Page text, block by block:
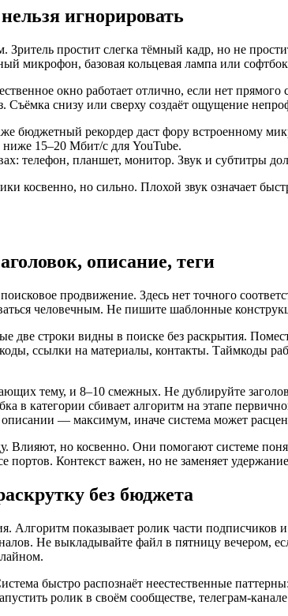
игнорировать
Зритель простит слегка тёмный кадр, но не
микрофон, базовая кольцевая лампа или
окно работает отлично, если нет
Съёмка снизу или сверху создаёт ощущение
бюджетный рекордер даст фору встроенному
15–20 Мбит/с для YouTube.
телефон, планшет, монитор. Звук и субтитры
косвенно, но сильно. Плохой звук означает
описание, теги
продвижение. Здесь нет точного
человечным. Не пишите шаблонные
строки видны в поиске без раскрытия.
ссылки на материалы, контакты. Таймкоды
тему, и 8–10 смежных. Не дублируйте
в категории сбивает алгоритм на этапе
описании — максимум, иначе система может
но косвенно. Они помогают системе
портов. Контекст важен, но не заменяет
без бюджета
Алгоритм показывает ролик части подписчиков
Не выкладывайте файл в пятницу вечером,
быстро распознаёт неестественные
ролик в своём сообществе, телеграм-